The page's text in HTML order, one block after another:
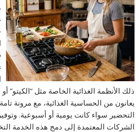
ذلك الأنظمة الغذائية الخاصة مثل
يعانون من الحساسية الغذائية، مع مرونة
التحضير سواء كانت يومية أو أسبوعية.
الشركات المعتمدة إلى دمج هذه الخدمة